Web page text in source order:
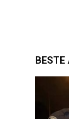
BESTE